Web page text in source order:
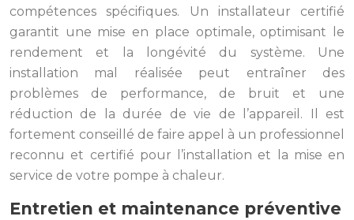
compétences spécifiques. Un installateur certifié
garantit une mise en place optimale, optimisant le
rendement et la longévité du système. Une
installation mal réalisée peut entraîner des
problèmes de performance, de bruit et une
réduction de la durée de vie de l’appareil. Il est
fortement conseillé de faire appel à un professionnel
reconnu et certifié pour l’installation et la mise en
service de votre pompe à chaleur.
Entretien et maintenance préventive